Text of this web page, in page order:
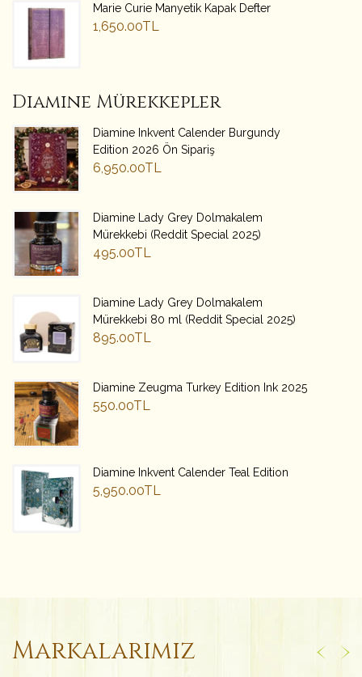
Marie Curie Manyetik Kapak Defter
1,650.00TL
Diamine Mürekkepler
Diamine Inkvent Calender Burgundy
Edition 2026 Ön Sipariş
6,950.00TL
Diamine Lady Grey Dolmakalem
Mürekkebi (Reddit Special 2025)
495.00TL
Diamine Lady Grey Dolmakalem
Mürekkebi 80 ml (Reddit Special 2025)
895.00TL
Diamine Zeugma Turkey Edition Ink 2025
550.00TL
Diamine Inkvent Calender Teal Edition
5,950.00TL
Markalarımız